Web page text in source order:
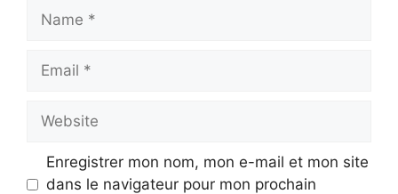
Enregistrer mon nom, mon e-mail et mon site
dans le navigateur pour mon prochain